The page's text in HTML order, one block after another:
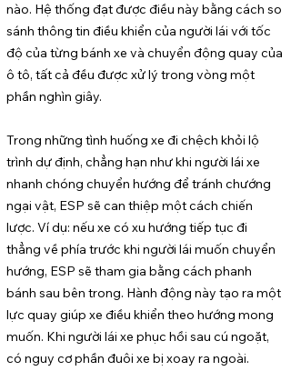
nào. Hệ thống đạt được điều này bằng cách so
sánh thông tin điều khiển của người lái với tốc
độ của từng bánh xe và chuyển động quay của
ô tô, tất cả đều được xử lý trong vòng một
phần nghìn giây.
Trong những tình huống xe đi chệch khỏi lộ
trình dự định, chẳng hạn như khi người lái xe
nhanh chóng chuyển hướng để tránh chướng
ngại vật, ESP sẽ can thiệp một cách chiến
lược. Ví dụ: nếu xe có xu hướng tiếp tục đi
thẳng về phía trước khi người lái muốn chuyển
hướng, ESP sẽ tham gia bằng cách phanh
bánh sau bên trong. Hành động này tạo ra một
lực quay giúp xe điều khiển theo hướng mong
muốn. Khi người lái xe phục hồi sau cú ngoặt,
có nguy cơ phần đuôi xe bị xoay ra ngoài.